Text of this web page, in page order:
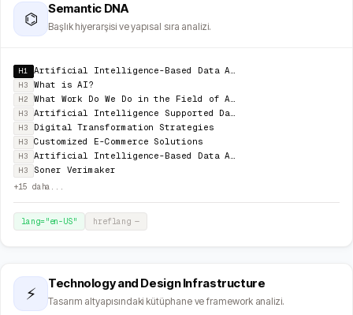
⌬
Semantic DNA
Başlık hiyerarşisi ve yapısal sıra analizi.
H1 Artificial Intelligence-Based Data Analysis
H3 What is AI?
H2 What Work Do We Do in the Field of Artificial Intelligence and Data?
H3 Artificial Intelligence Supported Data Analysis
H3 Digital Transformation Strategies
H3 Customized E-Commerce Solutions
H3 Artificial Intelligence-Based Data Analysis
H3 Soner Verimaker
+15 daha...
lang="en-US" hreflang—
⚡
Technology and Design Infrastructure
Tasarım altyapısındaki kütüphane ve framework analizi.